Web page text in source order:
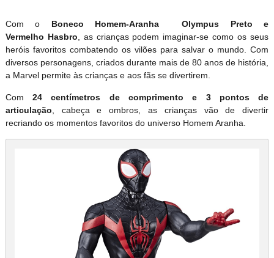
Com o Boneco Homem-Aranha Olympus Preto e
Vermelho Hasbro, as crianças podem imaginar-se como os seus
heróis favoritos combatendo os vilões para salvar o mundo. Com
diversos personagens, criados durante mais de 80 anos de história,
a Marvel permite às crianças e aos fãs se divertirem.
Com24 centímetros de comprimento e 3 pontos de
articulação, cabeça e ombros, as crianças vão de divertir
recriando os momentos favoritos do universo Homem Aranha.